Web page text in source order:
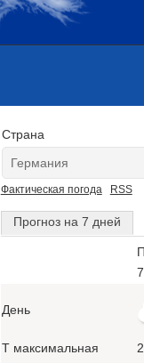
Страна
Фактическая погода RSS
Прогноз на 7 дней
День
T максимальная